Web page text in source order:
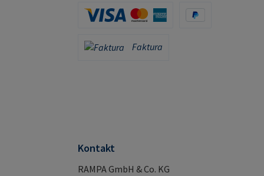
Faktura
Faktura
Kontakt
RAMPA GmbH & Co. KG